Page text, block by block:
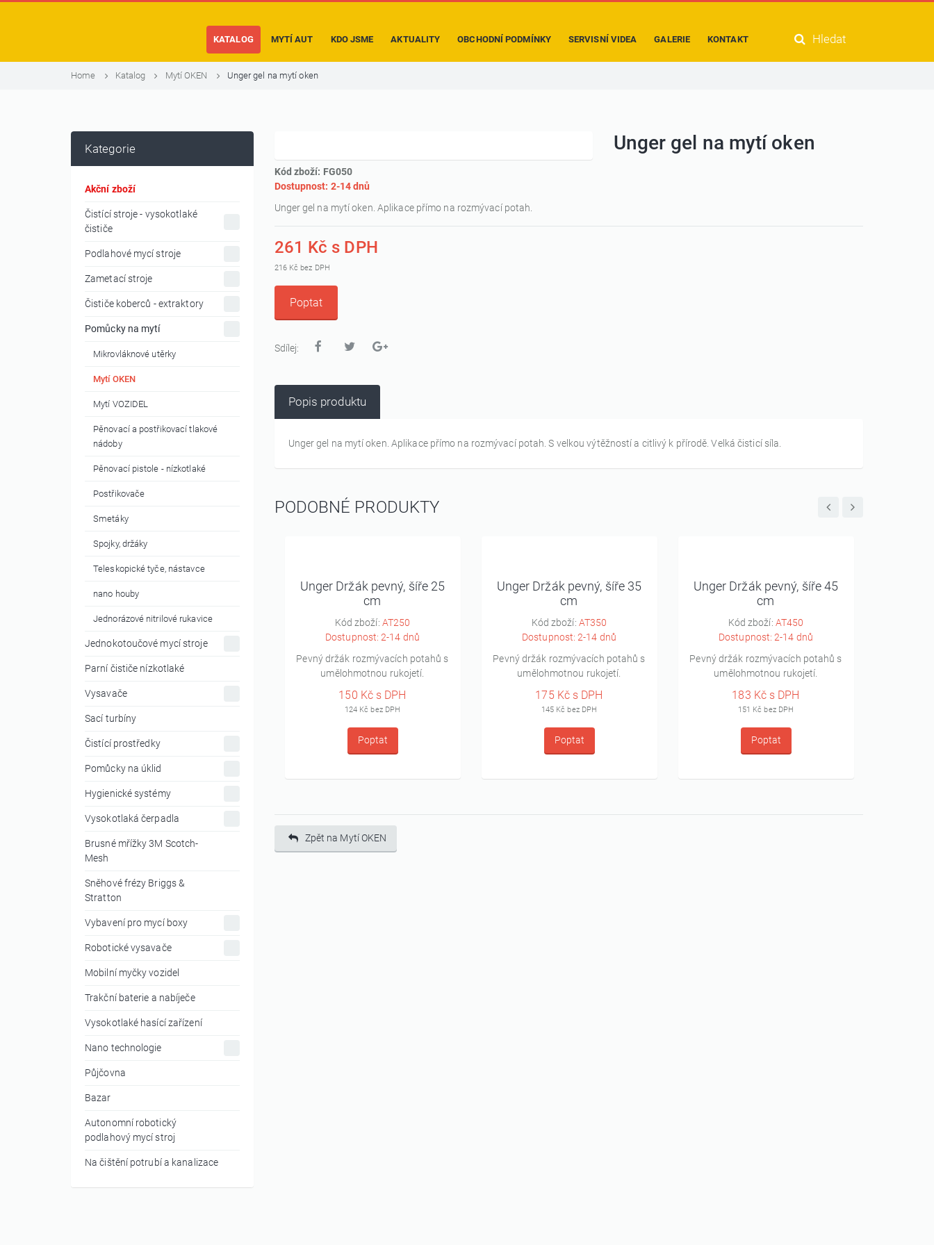
KATALOG MYTÍ AUT KDO JSME AKTUALITY OBCHODNÍ PODMÍNKY SERVISNÍ VIDEA GALERIE KONTAKT Hledat
Home Katalog Mytí OKEN Unger gel na mytí oken
Kategorie
Akční zboží
Čistící stroje - vysokotlaké
čističe
Podlahové mycí stroje
Zametací stroje
Čističe koberců - extraktory
Pomůcky na mytí
Mikrovláknové utěrky
Mytí OKEN
Mytí VOZIDEL
Pěnovací a postřikovací tlakové
nádoby
Pěnovací pistole - nízkotlaké
Postřikovače
Smetáky
Spojky, držáky
Teleskopické tyče, nástavce
nano houby
Jednorázové nitrilové rukavice
Jednokotoučové mycí stroje
Parní čističe nízkotlaké
Vysavače
Sací turbíny
Čistící prostředky
Pomůcky na úklid
Hygienické systémy
Vysokotlaká čerpadla
Brusné mřížky 3M Scotch-
Mesh
Sněhové frézy Briggs &
Stratton
Vybavení pro mycí boxy
Robotické vysavače
Mobilní myčky vozidel
Trakční baterie a nabíječe
Vysokotlaké hasící zařízení
Nano technologie
Půjčovna
Bazar
Autonomní robotický
podlahový mycí stroj
Na čištění potrubí a kanalizace
Unger gel na mytí oken
Kód zboží: FG050
Dostupnost: 2-14 dnů
Unger gel na mytí oken. Aplikace přímo na rozmývací potah.
261 Kč s DPH
216 Kč bez DPH
Poptat
Sdílej:
Popis produktu
Unger gel na mytí oken. Aplikace přímo na rozmývací potah. S velkou výtěžností a citlivý k přírodě. Velká čisticí síla.
PODOBNÉ PRODUKTY
Unger Držák pevný, šíře 25
cm
Kód zboží: AT250
Dostupnost: 2-14 dnů
Pevný držák rozmývacích potahů s
umělohmotnou rukojetí.
150 Kč s DPH
124 Kč bez DPH
Poptat
Unger Držák pevný, šíře 35
cm
Kód zboží: AT350
Dostupnost: 2-14 dnů
Pevný držák rozmývacích potahů s
umělohmotnou rukojetí.
175 Kč s DPH
145 Kč bez DPH
Poptat
Unger Držák pevný, šíře 45
cm
Kód zboží: AT450
Dostupnost: 2-14 dnů
Pevný držák rozmývacích potahů s
umělohmotnou rukojetí.
183 Kč s DPH
151 Kč bez DPH
Poptat
Zpět na Mytí OKEN